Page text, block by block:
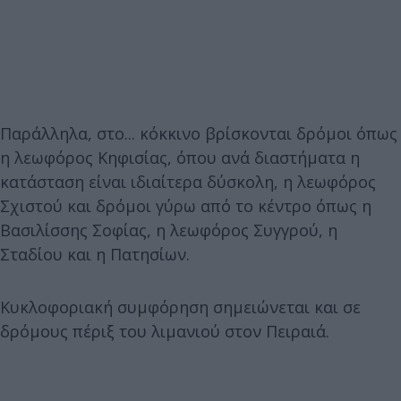
Παράλληλα, στο... κόκκινο βρίσκονται δρόμοι όπως
η λεωφόρος Κηφισίας, όπου ανά διαστήματα η
κατάσταση είναι ιδιαίτερα δύσκολη, η λεωφόρος
Σχιστού και δρόμοι γύρω από το κέντρο όπως η
Βασιλίσσης Σοφίας, η λεωφόρος Συγγρού, η
Σταδίου και η Πατησίων.
Κυκλοφοριακή συμφόρηση σημειώνεται και σε
δρόμους πέριξ του λιμανιού στον Πειραιά.